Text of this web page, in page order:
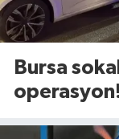
Bursa
operasyon!